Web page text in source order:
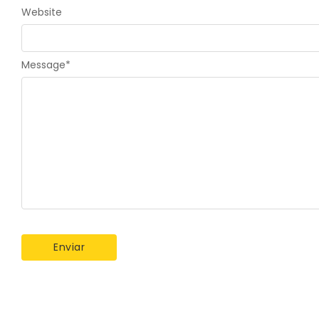
Message*
Website